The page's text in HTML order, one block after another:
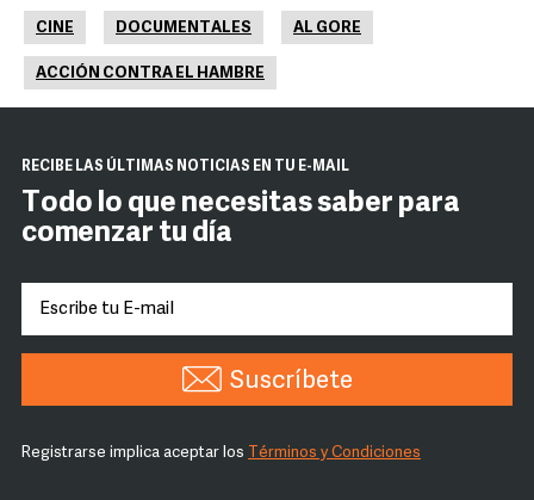
CINE DOCUMENTALES AL GORE
ACCIÓN CONTRA EL HAMBRE
RECIBE LAS ÚLTIMAS NOTICIAS EN TU E-MAIL
Todo lo que necesitas saber para
comenzar tu día
Suscríbete
Registrarse implica aceptar los Términos y Condiciones